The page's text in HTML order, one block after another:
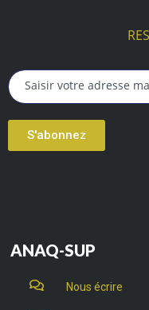
S'abonnez
ANAQ-SUP
Nous écrire